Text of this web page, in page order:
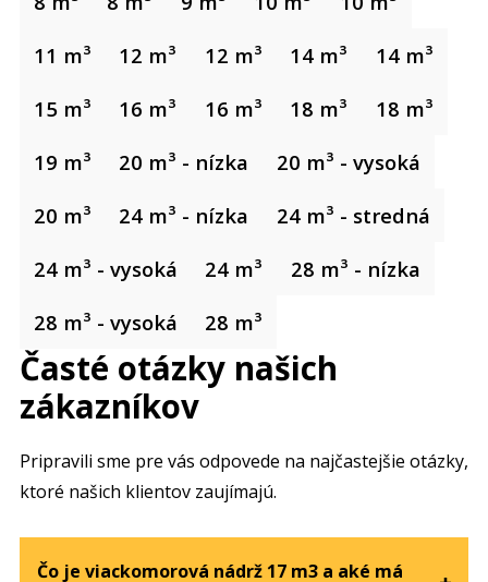
11 m³
12 m³ 12 m³ 14 m³
14 m³
15 m³
16 m³ 16 m³ 18 m³
18 m³
19 m³
20 m³ - nízka
20 m³ - vysoká
20 m³
24 m³ - nízka
24 m³ - stredná
24 m³ - vysoká
24 m³
28 m³ - nízka
28 m³ - vysoká
28 m³
Časté otázky našich
zákazníkov
Pripravili sme pre vás odpovede na najčastejšie otázky,
ktoré našich klientov zaujímajú.
Čo je viackomorová nádrž 17 m3 a aké má